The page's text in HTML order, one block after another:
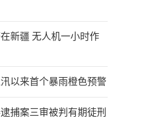
新疆 无人机一小时作
以来首个暴雨橙色预警
捕案三审被判有期徒刑